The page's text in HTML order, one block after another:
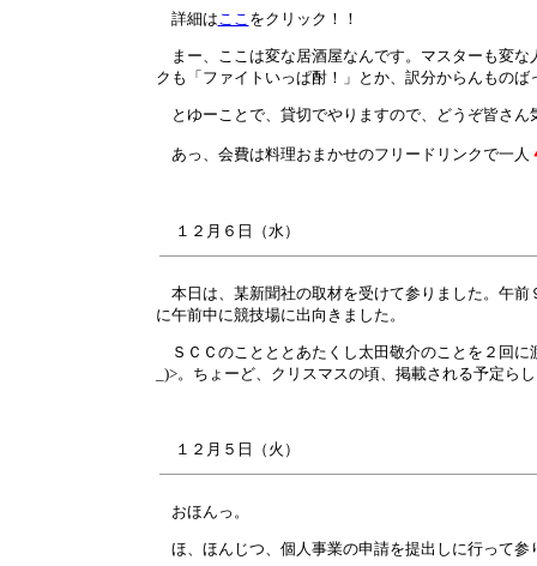
詳細はここ をクリック！！
まー、ここは変な居酒屋なんです。マスターも変な
クも「ファイトいっぱ酎！」とか、訳分からんもの
とゆーことで、貸切でやりますので、どうぞ皆さん
あっ、会費は料理おまかせのフリードリンクで一人
１２月 ６ 日（水）
本日は、某新聞社の取材を受けて参りました。午前
に午前中に競技場に出向きました。
ＳＣＣのことととあたくし太田敬介のことを２回に
_)>。ちょーど、クリスマスの頃、掲載される予定ら
１２月 ５ 日（火）
おほんっ。
ほ、ほんじつ、個人事業の申請を提出しに行って参